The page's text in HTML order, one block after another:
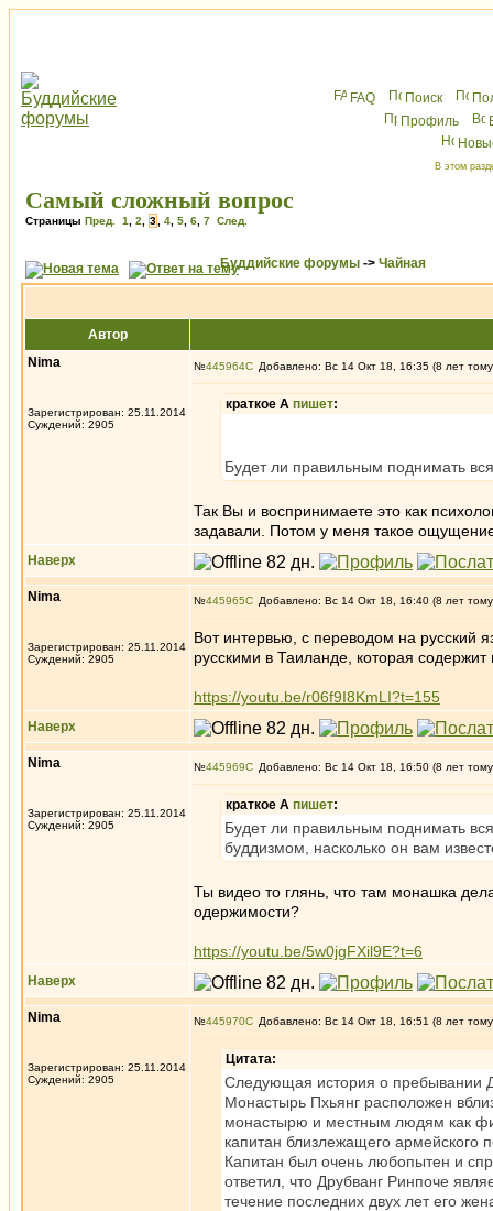
FAQ Поиск
Профиль
В этом
Самый сложный вопрос
Страницы Пред. 1 2 3 4 5 6 7 След.
Буддийские форумы -> Чайная
Автор
Nima
Зарегистрирован: 25.11.2014
Суждений: 2905
№445964 Добавлено: Вс 14 Окт 18, 16:35 (8 лет
краткое А пишет:
Будет ли правильным поднимать
Так Вы и воспринимаете это как
задавали. Потом у меня такое
Наверх
Nima
Зарегистрирован: 25.11.2014
Суждений: 2905
№445965 Добавлено: Вс 14 Окт 18, 16:40 (8 лет
Вот интервью, с переводом на русский
русскими в Таиланде, которая
https://youtu.be/r06f9I8KmLI?t=155
Наверх
Nima
Зарегистрирован: 25.11.2014
Суждений: 2905
№445969 Добавлено: Вс 14 Окт 18, 16:50 (8 лет
краткое А пишет:
Будет ли правильным поднимать
буддизмом, насколько он вам
Ты видео то глянь, что там монашка
одержимости?
https://youtu.be/5w0jgFXil9E?t=6
Наверх
Nima
Зарегистрирован: 25.11.2014
Суждений: 2905
№445970 Добавлено: Вс 14 Окт 18, 16:51 (8 лет
Цитата:
Следующая история о пребывании
Монастырь Пхьянг расположен
монастырю и местным людям как
капитан близлежащего армейского
Капитан был очень любопытен и
ответил, что Друбванг Ринпоче
течение последних двух лет его